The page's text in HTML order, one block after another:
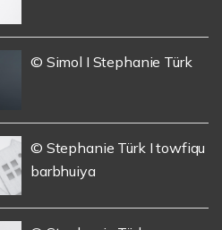
© Simol I Stephanie Türk
© Stephanie Türk I towfiqu
barbhuiya